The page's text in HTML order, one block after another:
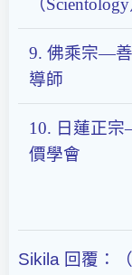
（Scientology
9. 佛乘宗—
導師
10. 日蓮正宗
價學會
Sikila 回覆：